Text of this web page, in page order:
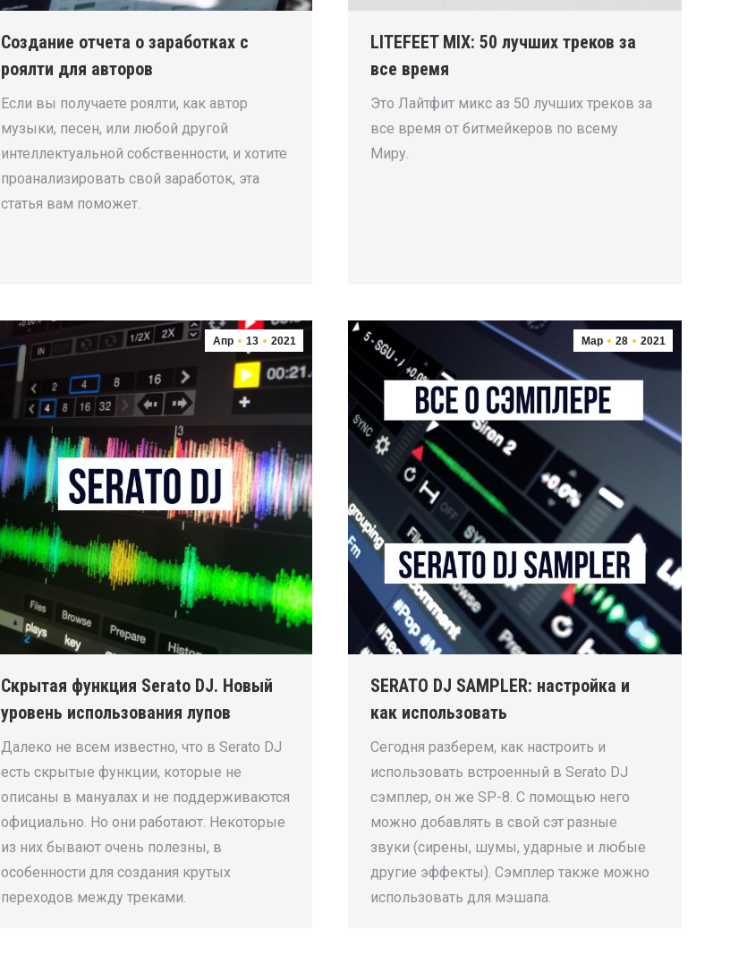
Создание отчета о заработках с
роялти для авторов
Если вы получаете роялти, как автор
музыки, песен, или любой другой
интеллектуальной собственности, и хотите
проанализировать свой заработок, эта
статья вам поможет.
LITEFEET MIX: 50 лучших треков за
все время
Это Лайтфит микс аз 50 лучших треков за
все время от битмейкеров по всему
Миру.
Апр 13 2021
Скрытая функция Serato DJ. Новый
уровень использования лупов
Далеко не всем известно, что в Serato DJ
есть скрытые функции, которые не
описаны в мануалах и не поддерживаются
официально. Но они работают. Некоторые
из них бывают очень полезны, в
особенности для создания крутых
переходов между треками.
Мар 28 2021
SERATO DJ SAMPLER: настройка и
как использовать
Сегодня разберем, как настроить и
использовать встроенный в Serato DJ
сэмплер, он же SP-8. С помощью него
можно добавлять в свой сэт разные
звуки (сирены, шумы, ударные и любые
другие эффекты). Сэмплер также можно
использовать для мэшапа.